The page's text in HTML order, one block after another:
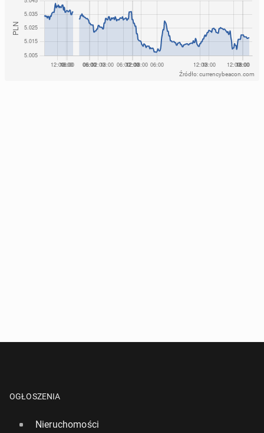
Źródło: currencybeacon.com
OGŁOSZENIA
Nieruchomości